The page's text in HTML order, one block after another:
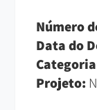
Número
Data do
Projeto: